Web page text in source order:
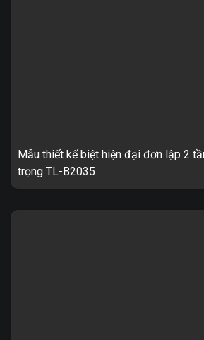
Mẫu thiết kế biệt hiện đại đơn lập 2
trọng TL-B2035